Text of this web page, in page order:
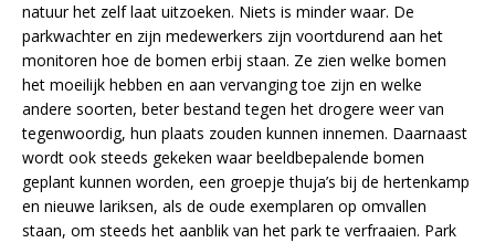
natuur het zelf laat uitzoeken. Niets is minder waar. De
parkwachter en zijn medewerkers zijn voortdurend aan het
monitoren hoe de bomen erbij staan. Ze zien welke bomen
het moeilijk hebben en aan vervanging toe zijn en welke
andere soorten, beter bestand tegen het drogere weer van
tegenwoordig, hun plaats zouden kunnen innemen. Daarnaast
wordt ook steeds gekeken waar beeldbepalende bomen
geplant kunnen worden, een groepje thuja’s bij de hertenkamp
en nieuwe lariksen, als de oude exemplaren op omvallen
staan, om steeds het aanblik van het park te verfraaien. Park